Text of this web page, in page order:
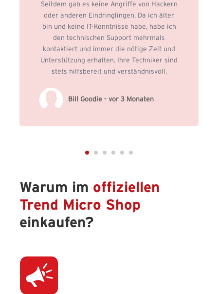
Seitdem gab es keine Angriffe von Hackern
oder anderen Eindringlingen. Da ich älter
bin und keine IT-Kenntnisse habe, habe ich
den technischen Support mehrmals
kontaktiert und immer die nötige Zeit und
Unterstützung erhalten. Ihre Techniker sind
stets hilfsbereit und verständnisvoll.
Bill Goodie - vor 3 Monaten
Warum im offiziellen
Trend Micro Shop
einkaufen?